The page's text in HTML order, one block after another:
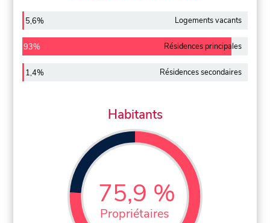
5,6% Logements vacants
93% Résidences principales
1,4% Résidences secondaires
Habitants
75,9 %
Propriétaires